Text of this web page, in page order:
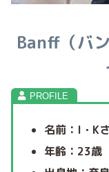
Banff（バ
名前：I・K
年齢：23歳